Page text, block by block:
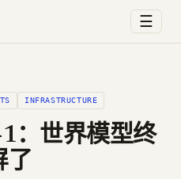
☰
INFRASTRUCTURE
1：世界模型终
了